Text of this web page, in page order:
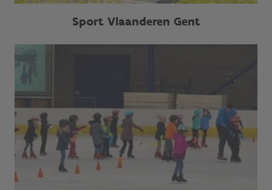
Sport Vlaanderen Gent